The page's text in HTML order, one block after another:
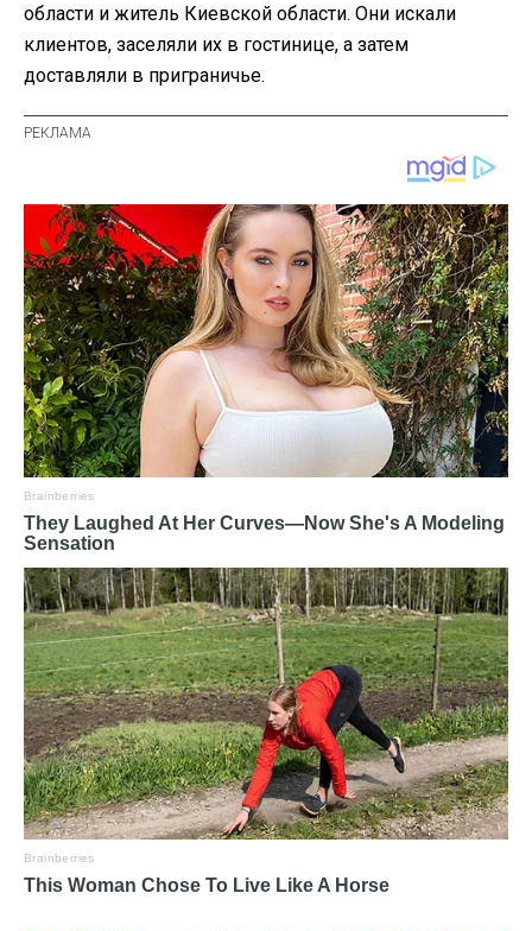
области и житель Киевской области. Они искали
клиентов, заселяли их в гостинице, а затем
доставляли в приграничье.